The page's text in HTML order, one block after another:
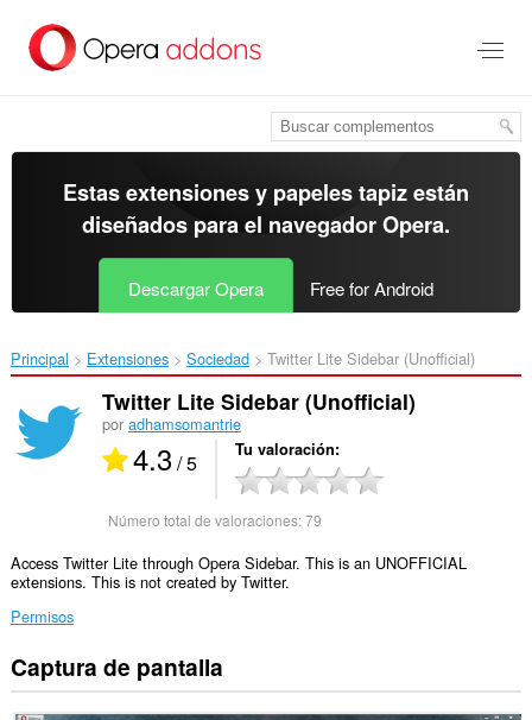
contenido
Estas extensiones y papeles tapiz están
diseñados para el navegador Opera.
Descargar Opera Free for Android
Principal Extensiones Sociedad Twitter Lite Sidebar (Unofficial)‎
Twitter Lite Sidebar (Unofficial)
por adhamsomantrie
4.3 / 5 Tu valoración
Número total de valoraciones:79
Access Twitter Lite through Opera Sidebar. This is an UNOFFICIAL
extensions. This is not created by Twitter.
Permisos
Esta
extensión
Captura de pantalla